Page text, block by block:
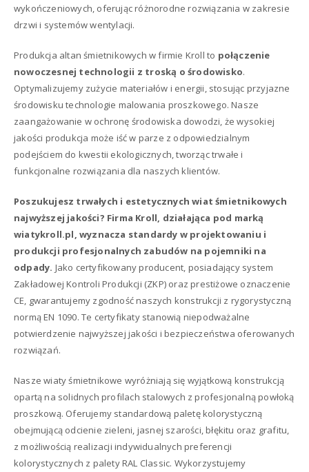
wykończeniowych, oferując różnorodne rozwiązania w zakresie
drzwi i systemów wentylacji.
Produkcja altan śmietnikowych w firmie Kroll to połączenie
nowoczesnej technologii z troską o środowisko.
Optymalizujemy zużycie materiałów i energii, stosując przyjazne
środowisku technologie malowania proszkowego. Nasze
zaangażowanie w ochronę środowiska dowodzi, że wysokiej
jakości produkcja może iść w parze z odpowiedzialnym
podejściem do kwestii ekologicznych, tworząc trwałe i
funkcjonalne rozwiązania dla naszych klientów.
Poszukujesz trwałych i estetycznych wiat śmietnikowych
najwyższej jakości? Firma Kroll, działająca pod marką
wiatykroll.pl, wyznacza standardy w projektowaniu i
produkcji profesjonalnych zabudów na pojemniki na
odpady. Jako certyfikowany producent, posiadający system
Zakładowej Kontroli Produkcji (ZKP) oraz prestiżowe oznaczenie
CE, gwarantujemy zgodność naszych konstrukcji z rygorystyczną
normą EN 1090. Te certyfikaty stanowią niepodważalne
potwierdzenie najwyższej jakości i bezpieczeństwa oferowanych
rozwiązań.
Nasze wiaty śmietnikowe wyróżniają się wyjątkową konstrukcją
opartą na solidnych profilach stalowych z profesjonalną powłoką
proszkową. Oferujemy standardową paletę kolorystyczną
obejmującą odcienie zieleni, jasnej szarości, błękitu oraz grafitu,
z możliwością realizacji indywidualnych preferencji
kolorystycznych z palety RAL Classic. Wykorzystujemy